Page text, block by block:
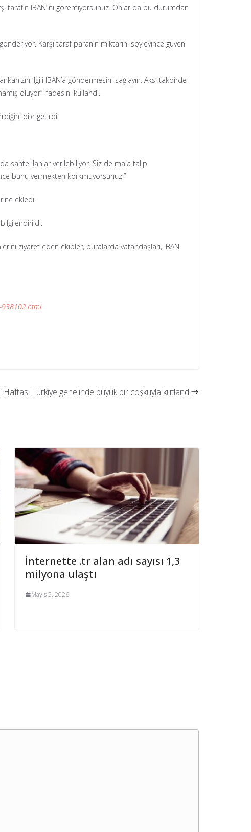
tarafın IBAN’ını göremiyorsunuz. Onlar da bu durumdan
Karşı taraf paranın miktarını söyleyince güven
ilgili IBAN’a göndermesini sağlayın. Aksi takdirde
oluyor” ifadesini kullandı.
dile getirdi.
sahte ilanlar verilebiliyor. Siz de mala talip
bunu vermekten korkmuyorsunuz.”
ekledi.
ziyaret eden ekipler, buralarda vatandaşları, IBAN
938102.html
Haftası Türkiye genelinde büyük bir coşkuyla kutlandı
İnternette .tr alan adı sayısı 1,3
milyona ulaştı
Mayıs 5, 2026